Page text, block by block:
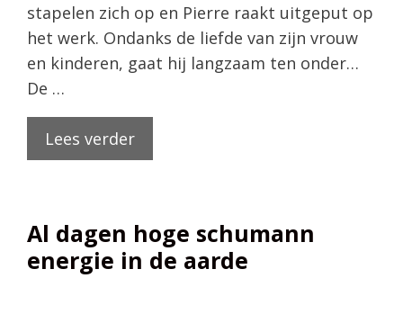
stapelen zich op en Pierre raakt uitgeput op
het werk. Ondanks de liefde van zijn vrouw
en kinderen, gaat hij langzaam ten onder…
De …
Lees verder
Al dagen hoge schumann
energie in de aarde